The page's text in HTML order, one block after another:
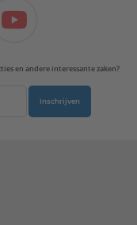
en andere interessante zaken?
Inschrijven